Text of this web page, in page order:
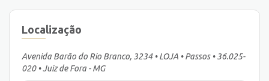
Localização
Avenida Barão do Rio Branco, 3234 • LOJA • Passos • 36.025-
020 • Juiz de Fora - MG